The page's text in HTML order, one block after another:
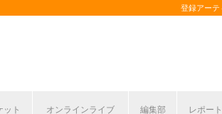
登録アー
ット オンラインライブ 編集部 レポート